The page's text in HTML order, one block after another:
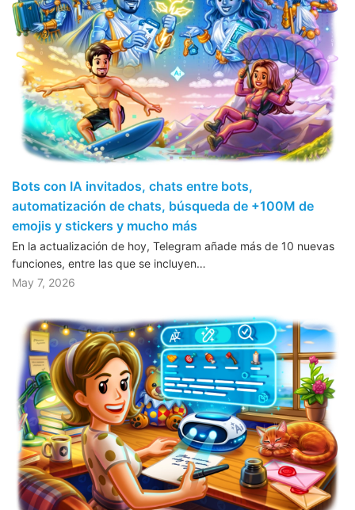
Bots con IA invitados, chats entre bots,
automatización de chats, búsqueda de +100M de
emojis y stickers y mucho más
En la actualización de hoy, Telegram añade más de 10 nuevas
funciones, entre las que se incluyen…
May 7, 2026